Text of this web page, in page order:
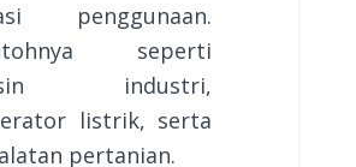
penggunaan.
seperti
industri,
listrik, serta
pertanian.